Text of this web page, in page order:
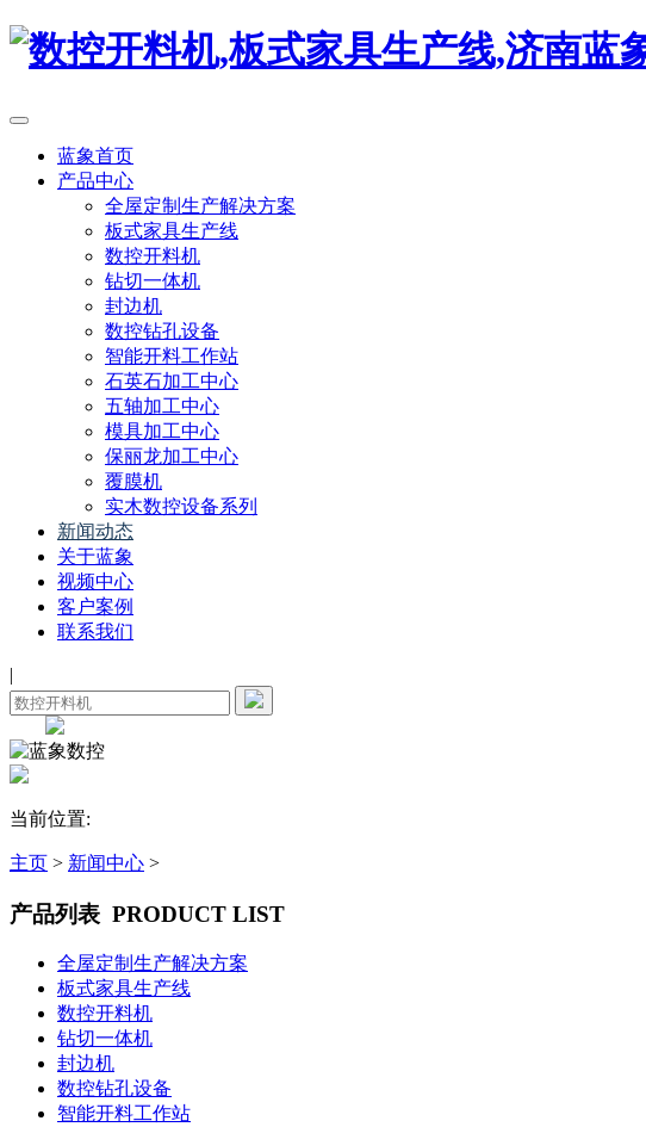
蓝象首页
产品中心
全屋定制生产解决方案
板式家具生产线
数控开料机
钻切一体机
封边机
数控钻孔设备
智能开料工作站
石英石加工中心
五轴加工中心
模具加工中心
保丽龙加工中心
覆膜机
实木数控设备系列
新闻动态
关于蓝象
视频中心
客户案例
联系我们
|
当前位置:
主页 > 新闻中心 >
产品列表 PRODUCT LIST
全屋定制生产解决方案
板式家具生产线
数控开料机
钻切一体机
封边机
数控钻孔设备
智能开料工作站